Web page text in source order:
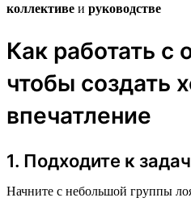
коллективе и руководстве
Как работать с
чтобы создать
впечатление
1. Подходите к
Начните с небольшой группы